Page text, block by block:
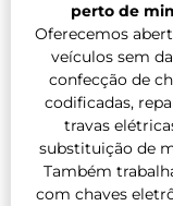
perto de
Oferecemos
veículos sem
confecção de
codificadas,
travas
substituição de
Também
com chaves